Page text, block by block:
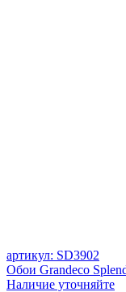
артикул: SD3902
Обои Grandeco
Наличие уточняйте